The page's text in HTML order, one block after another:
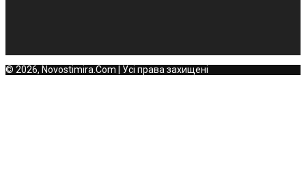
© 2026, Novostimira.Com | Усі права захищені